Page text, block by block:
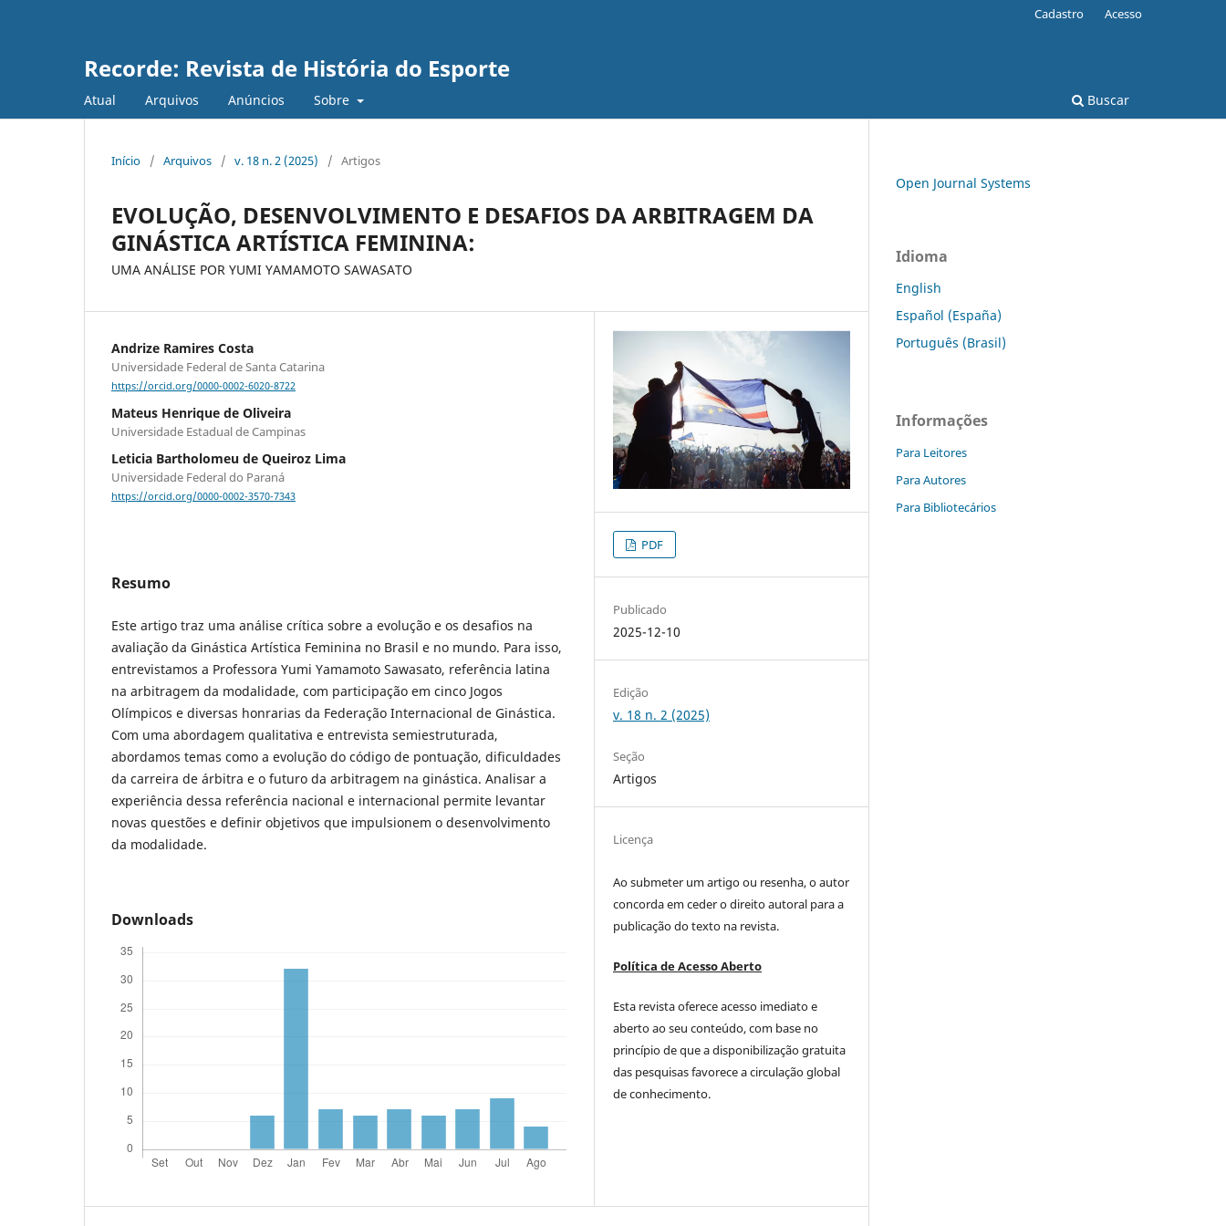
Recorde: Revista de História do Esporte
Atual Arquivos Anúncios Sobre Buscar
Cadastro Acesso
Início / Arquivos / v. 18 n. 2 (2025) / Artigos
EVOLUÇÃO, DESENVOLVIMENTO E DESAFIOS DA ARBITRAGEM DA
GINÁSTICA ARTÍSTICA FEMININA:
UMA ANÁLISE POR YUMI YAMAMOTO SAWASATO
Andrize Ramires Costa
Universidade Federal de Santa Catarina
https://orcid.org/0000-0002-6020-8722
Mateus Henrique de Oliveira
Universidade Estadual de Campinas
Leticia Bartholomeu de Queiroz Lima
Universidade Federal do Paraná
https://orcid.org/0000-0002-3570-7343
Resumo
Este artigo traz uma análise crítica sobre a evolução e os desafios na
avaliação da Ginástica Artística Feminina no Brasil e no mundo. Para isso,
entrevistamos a Professora Yumi Yamamoto Sawasato, referência latina
na arbitragem da modalidade, com participação em cinco Jogos
Olímpicos e diversas honrarias da Federação Internacional de Ginástica.
Com uma abordagem qualitativa e entrevista semiestruturada,
abordamos temas como a evolução do código de pontuação, dificuldades
da carreira de árbitra e o futuro da arbitragem na ginástica. Analisar a
experiência dessa referência nacional e internacional permite levantar
novas questões e definir objetivos que impulsionem o desenvolvimento
da modalidade.
Downloads
PDF
Publicado
2025-12-10
Edição
v. 18 n. 2 (2025)
Seção
Artigos
Licença
Ao submeter um artigo ou resenha, o autor
concorda em ceder o direito autoral para a
publicação do texto na revista.
Política de Acesso Aberto
Esta revista oferece acesso imediato e
aberto ao seu conteúdo, com base no
princípio de que a disponibilização gratuita
das pesquisas favorece a circulação global
de conhecimento.
Open Journal Systems
Idioma
English
Español (España)
Português (Brasil)
Informações
Para Leitores
Para Autores
Para Bibliotecários